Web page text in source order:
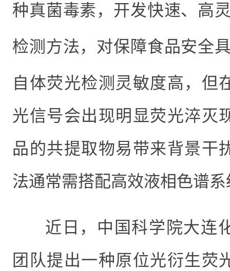
种真菌毒素，开发快速、高
检测方法，对保障食品安全
自体荧光检测灵敏度高，但
光信号会出现明显荧光淬灭
品的共提取物易带来背景干
法通常需搭配高效液相色谱
近日，中国科学院大连
团队提出一种原位光衍生荧